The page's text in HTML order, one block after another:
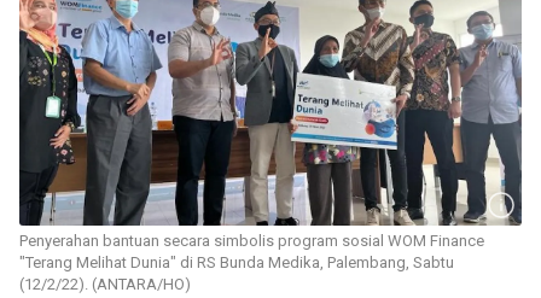
Penyerahan bantuan secara simbolis program sosial WOM Finance
"Terang Melihat Dunia" di RS Bunda Medika, Palembang, Sabtu
(12/2/22). (ANTARA/HO)